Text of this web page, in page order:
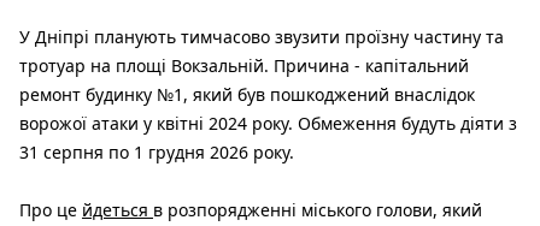
У Дніпрі планують тимчасово звузити проїзну частину та
тротуар на площі Вокзальній. Причина - капітальний
ремонт будинку №1, який був пошкоджений внаслідок
ворожої атаки у квітні 2024 року. Обмеження будуть діяти з
31 серпня по 1 грудня 2026 року.
Про це йдеться в розпорядженні міського голови, який